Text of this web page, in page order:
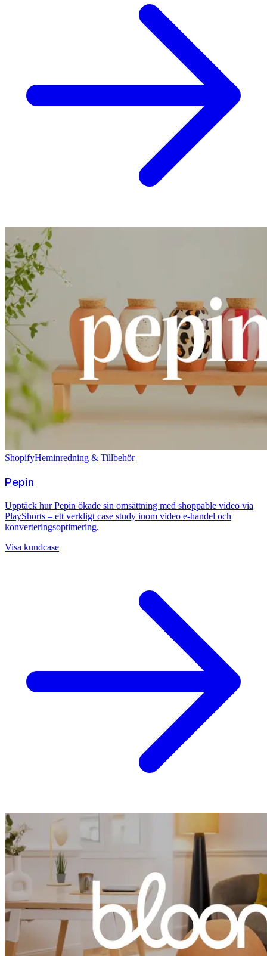
ShopifyHeminredning & Tillbehör
Pepin
Upptäck hur Pepin ökade sin omsättning med shoppable video via
PlayShorts – ett verkligt case study inom video e-handel och
konverteringsoptimering.
Visa kundcase